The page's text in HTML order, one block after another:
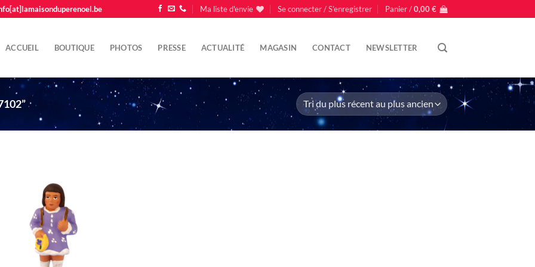
Ma liste d'envie Se connecter / S’enregistrer Panier /0,00€
ACCUEIL BOUTIQUE PHOTOS PRESSE ACTUALITÉ MAGASIN CONTACT NEWSLETTER